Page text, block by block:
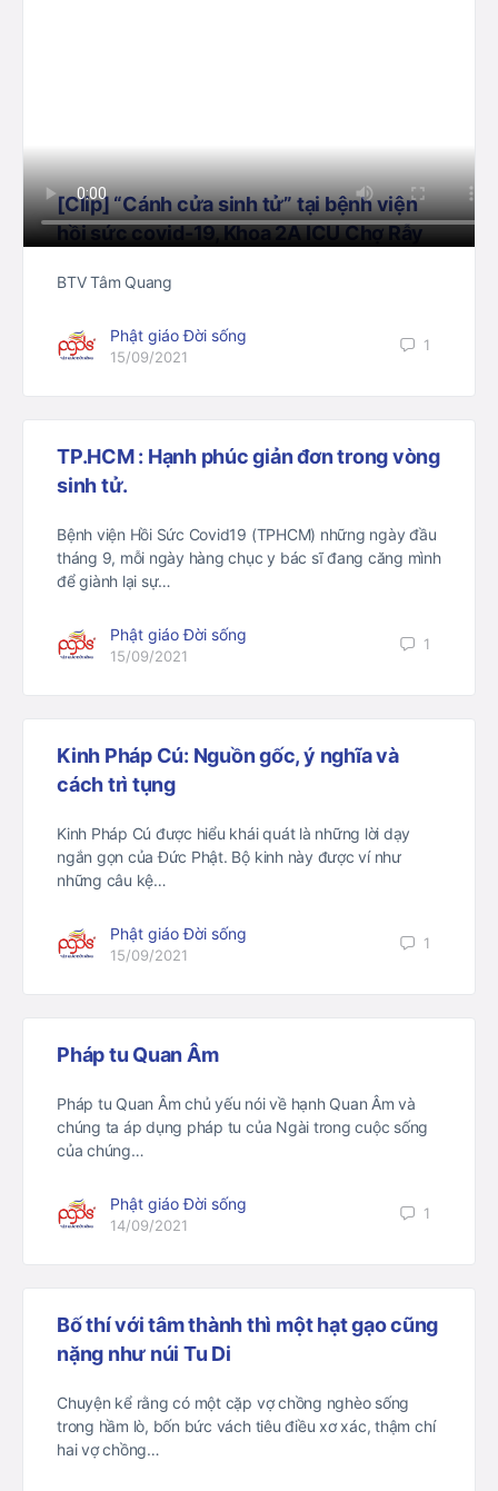
[Clip] “Cánh cửa sinh tử” tại bệnh viện
hồi sức covid-19, Khoa 2A ICU Chợ Rẫy
BTV Tâm Quang
Phật giáo Đời sống
15/09/2021
1
TP.HCM : Hạnh phúc giản đơn trong vòng
sinh tử.
Bệnh viện Hồi Sức Covid19 (TPHCM) những ngày đầu
tháng 9, mỗi ngày hàng chục y bác sĩ đang căng mình
để giành lại sự…
Phật giáo Đời sống
15/09/2021
1
Kinh Pháp Cú: Nguồn gốc, ý nghĩa và
cách trì tụng
Kinh Pháp Cú được hiểu khái quát là những lời dạy
ngắn gọn của Đức Phật. Bộ kinh này được ví như
những câu kệ…
Phật giáo Đời sống
15/09/2021
1
Pháp tu Quan Âm
Pháp tu Quan Âm chủ yếu nói về hạnh Quan Âm và
chúng ta áp dụng pháp tu của Ngài trong cuộc sống
của chúng…
Phật giáo Đời sống
14/09/2021
1
Bố thí với tâm thành thì một hạt gạo cũng
nặng như núi Tu Di
Chuyện kể rằng có một cặp vợ chồng nghèo sống
trong hầm lò, bốn bức vách tiêu điều xơ xác, thậm chí
hai vợ chồng…